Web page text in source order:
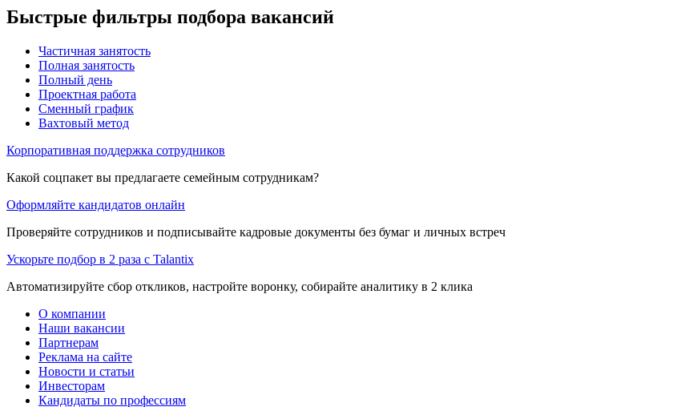
Быстрые фильтры подбора вакансий
Частичная занятость
Полная занятость
Полный день
Проектная работа
Сменный график
Вахтовый метод
Корпоративная поддержка сотрудников
Какой соцпакет вы предлагаете семейным сотрудникам?
Оформляйте кандидатов онлайн
Проверяйте сотрудников и подписывайте кадровые документы без бумаг и личных встреч
Ускорьте подбор в 2 раза с Talantix
Автоматизируйте сбор откликов, настройте воронку, собирайте аналитику в 2 клика
О компании
Наши вакансии
Партнерам
Реклама на сайте
Новости и статьи
Инвесторам
Кандидаты по профессиям